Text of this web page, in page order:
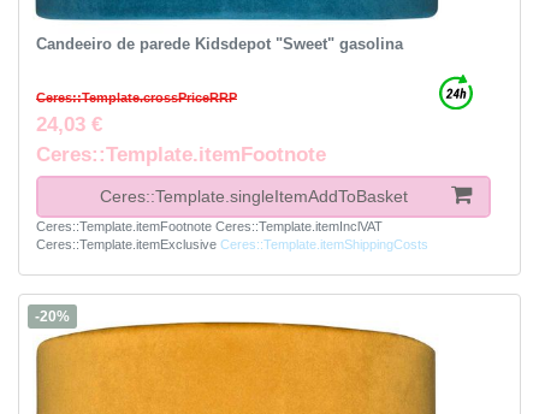
Candeeiro de parede Kidsdepot "Sweet" gasolina
Ceres::Template.crossPriceRRP
24,03 €
Ceres::Template.itemFootnote
Ceres::Template.singleItemAddToBasket
Ceres::Template.itemFootnote Ceres::Template.itemInclVAT
Ceres::Template.itemExclusive Ceres::Template.itemShippingCosts
-20%